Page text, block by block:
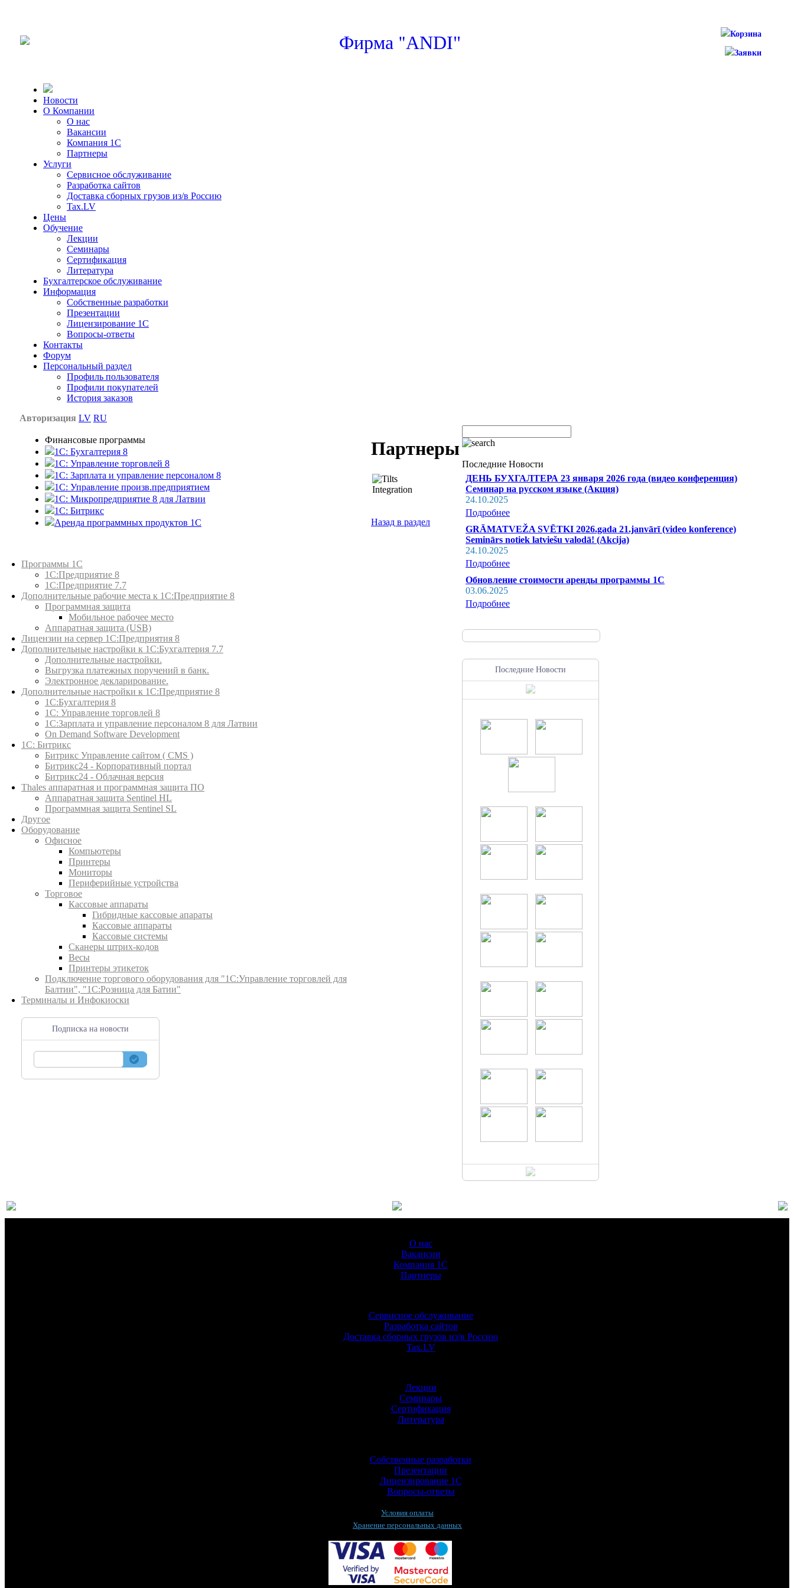
Фирма "ANDI" Корзина
Заявки
Новости
О Компании
О нас
Вакансии
Компания 1С
Партнеры
Услуги
Сервисное обслуживание
Разработка сайтов
Доставка сборных грузов из/в Россию
Tax.LV
Цены
Обучение
Лекции
Семинары
Сертификация
Литература
Бухгалтерское обслуживание
Информация
Собственные разработки
Презентации
Лицензирование 1С
Вопросы-ответы
Контакты
Форум
Персональный раздел
Профиль пользователя
Профили покупателей
История заказов
Авторизация LV RU
Финансовые программы
1С: Бухгалтерия 8
1C: Управление торговлей 8
1C: Зарплата и управление персоналом 8
1C: Управление произв.предприятием
1С: Микропредприятие 8 для Латвии
1C: Битрикс
Аренда программных продуктов 1С
Программы 1С
1С:Предприятие 8
1С:Предприятие 7.7
Дополнительные рабочие места к 1С:Предприятие 8
Программная защита
Мобильное рабочее место
Аппаратная защита (USB)
Лицензии на сервер 1С:Предприятия 8
Дополнительные настройки к 1С:Бухгалтерия 7.7
Дополнительные настройки.
Выгрузка платежных поручений в банк.
Электронное декларирование.
Дополнительные настройки к 1С:Предприятие 8
1С:Бухгалтерия 8
1C: Управление торговлей 8
1С:Зарплата и управление персоналом 8 для Латвии
On Demand Software Development
1С: Битрикс
Битрикс Управление сайтом ( CMS )
Битрикс24 - Корпоративный портал
Битрикс24 - Облачная версия
Thales аппаратная и программная защита ПО
Аппаратная защита Sentinel HL
Программная защита Sentinel SL
Другое
Оборудование
Офисное
Компьютеры
Принтеры
Мониторы
Периферийные устройства
Торговое
Кассовые аппараты
Гибридные кассовые апараты
Кассовые аппараты
Кассовые системы
Сканеры штрих-кодов
Весы
Принтеры этикеток
Подключение торгового оборудования для "1С:Управление торговлей для
Балтии", "1С:Розница для Батии"
Терминалы и Инфокиоски
Подписка на новости
Партнеры
Назад в раздел
Последние Новости
ДЕНЬ БУХГАЛТЕРА 23 января 2026 года (видео конференция)
Семинар на русском языке (Акция)
24.10.2025
Подробнее
GRĀMATVEŽA SVĒTKI 2026.gada 21.janvārī (video konference)
Seminārs notiek latviešu valodā! (Akcija)
24.10.2025
Подробнее
Обновление стоимости аренды программы 1С
03.06.2025
Подробнее
Последние Новости
О нас
Вакансии
Компания 1С
Партнеры
Сервисное обслуживание
Разработка сайтов
Доставка сборных грузов из/в Россию
Tax.LV
Лекции
Семинары
Сертификация
Литература
Собственные разработки
Презентации
Лицензирование 1С
Вопросы-ответы
Условия оплаты
Хранение персональных данных